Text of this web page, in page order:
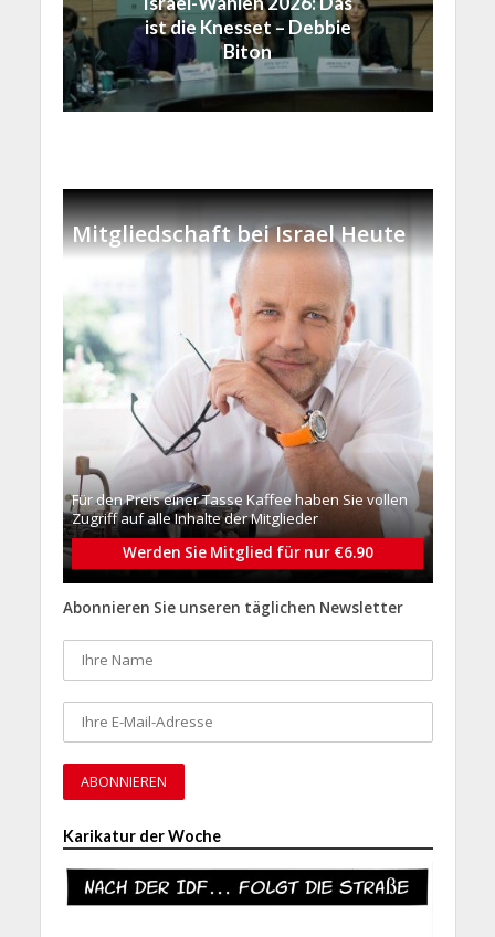
ist die Knesset – Debbie
Biton
Mitgliedschaft bei Israel Heute
Für den Preis einer Tasse Kaffee haben Sie vollen
Zugriff auf alle Inhalte der Mitglieder
Werden Sie Mitglied für nur €6.90
Abonnieren Sie unseren täglichen Newsletter
Karikatur der Woche